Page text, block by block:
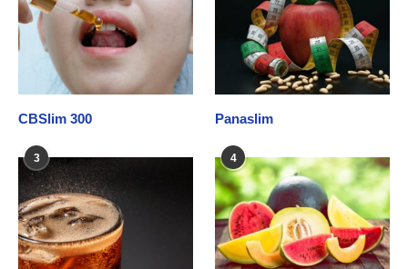
CBSlim 300 Panaslim
3 4